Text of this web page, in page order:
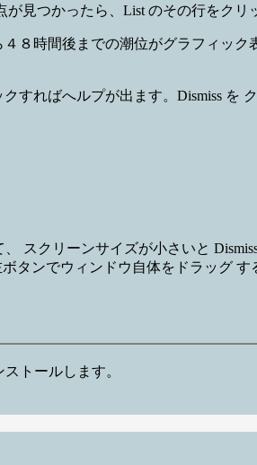
見つかったら、List のその行をクリ
８時間後までの潮位がグラフィック
すればへルプが出ます。Dismiss を
スクリーンサイズが小さいと
タンでウィンドウ自体をドラッグ
ストールします。